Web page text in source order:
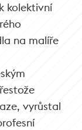
kolektivní
na malíře
vyrůstal